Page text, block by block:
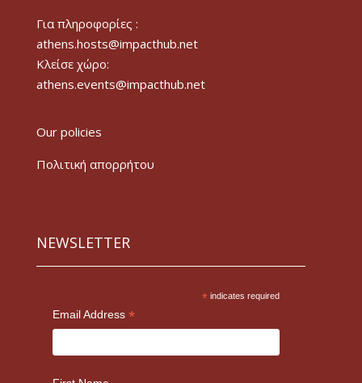
Για πληροφορίες :
athens.hosts@impacthub.net
Κλείσε χώρο:
athens.events@impacthub.net
Our policies
Πολιτική απορρήτου
NEWSLETTER
* indicates required
Email Address *